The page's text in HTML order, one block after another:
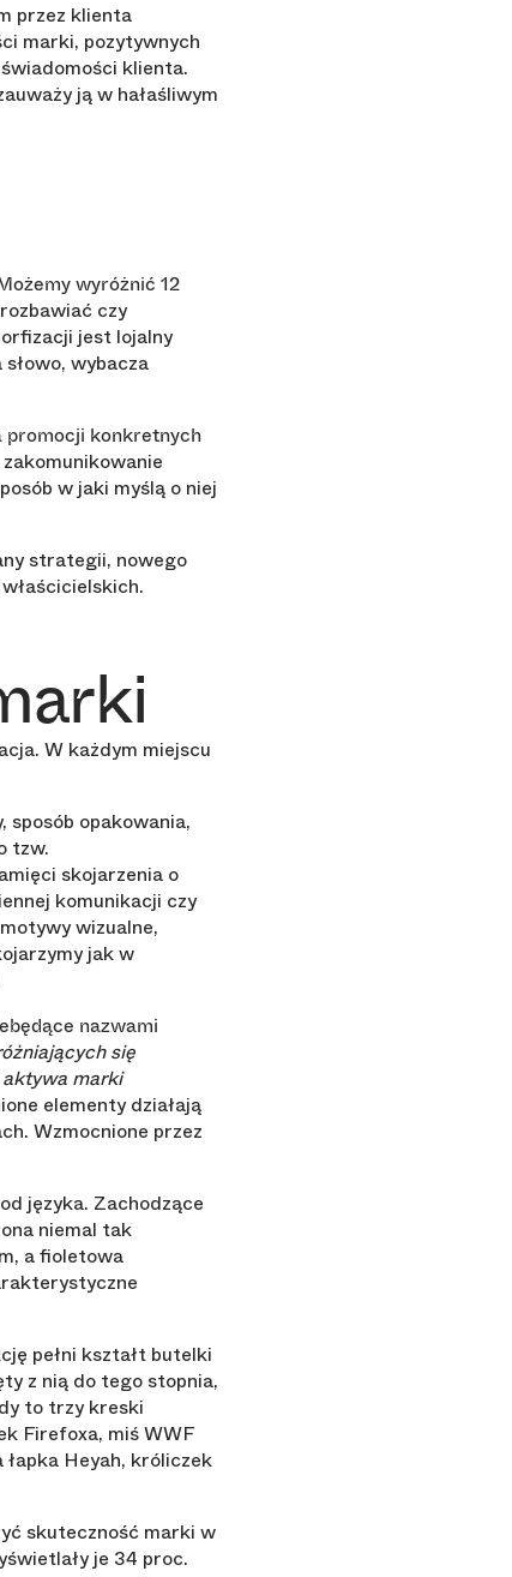
przez klienta
marki, pozytywnych
klienta.
ją w hałaśliwym
wyróżnić 12
czy
jest lojalny
wybacza
promocji konkretnych
w jaki myślą o niej
strategii, nowego
W każdym miejscu
opakowania,
tzw.
skojarzenia o
komunikacji czy
wizualne,
jak w
nazwami
się
aktywa marki
elementy działają
Wzmocnione przez
języka. Zachodzące
niemal tak
a fioletowa
pełni kształt butelki
z nią do tego stopnia,
to trzy kreski
Firefoxa, miś WWF
Heyah, króliczek
skuteczność marki w
je 34 proc.